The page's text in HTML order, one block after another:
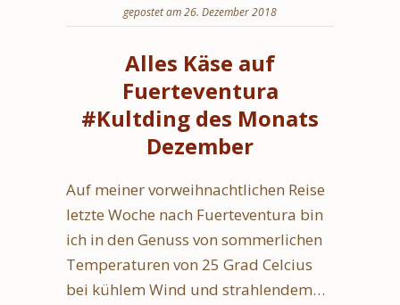
gepostet am 26. Dezember 2018
Alles Käse auf
Fuerteventura
#Kultding des Monats
Dezember
Auf meiner vorweihnachtlichen Reise
letzte Woche nach Fuerteventura bin
ich in den Genuss von sommerlichen
Temperaturen von 25 Grad Celcius
bei kühlem Wind und strahlendem…